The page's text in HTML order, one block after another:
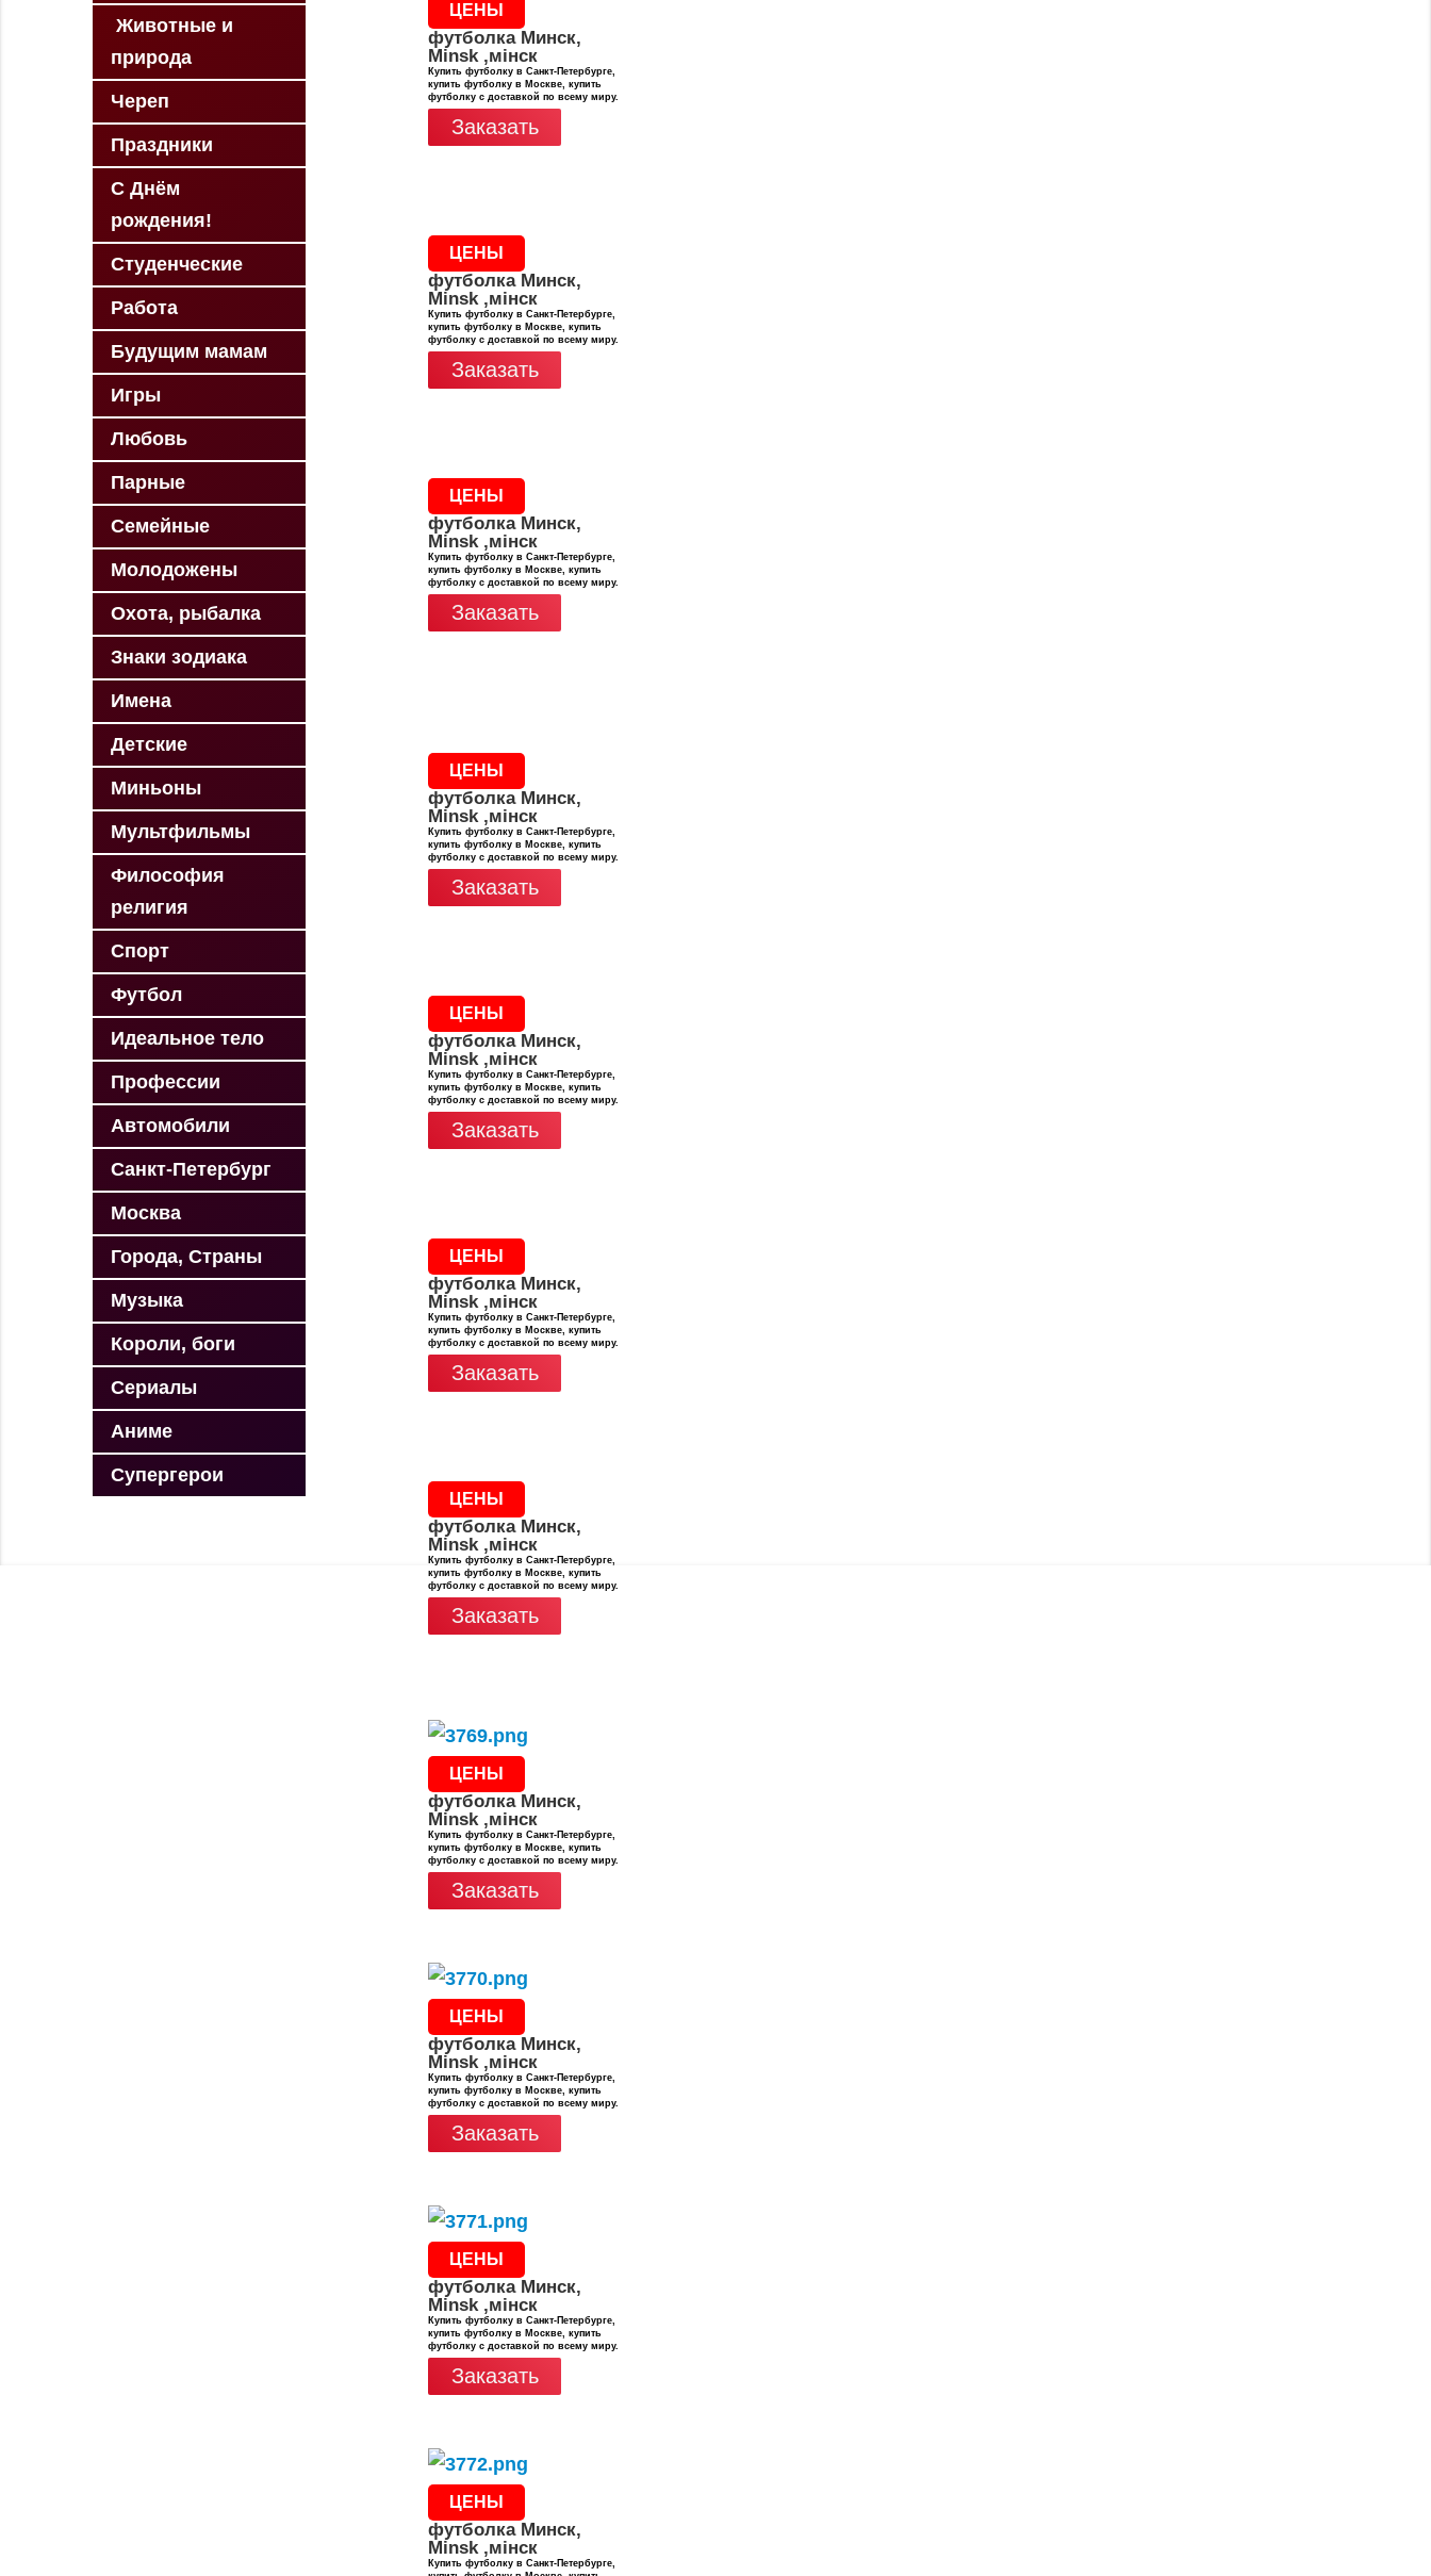
Животные и
природа
Череп
Праздники
С Днём
рождения!
Студенческие
Работа
Будущим мамам
Игры
Любовь
Парные
Семейные
Молодожены
Охота, рыбалка
Знаки зодиака
Имена
Детские
Миньоны
Мультфильмы
Философия
религия
Спорт
Футбол
Идеальное тело
Профессии
Автомобили
Санкт-Петербург
Москва
Города, Страны
Музыка
Короли, боги
Сериалы
Аниме
Супергерои
ЦЕНЫ
футболка Минск,
Minsk ,мінск
Купить футболку в Санкт-Петербурге,
купить футболку в Москве, купить
футболку с доставкой по всему миру.
Заказать
ЦЕНЫ
футболка Минск,
Minsk ,мінск
Купить футболку в Санкт-Петербурге,
купить футболку в Москве, купить
футболку с доставкой по всему миру.
Заказать
ЦЕНЫ
футболка Минск,
Minsk ,мінск
Купить футболку в Санкт-Петербурге,
купить футболку в Москве, купить
футболку с доставкой по всему миру.
Заказать
ЦЕНЫ
футболка Минск,
Minsk ,мінск
Купить футболку в Санкт-Петербурге,
купить футболку в Москве, купить
футболку с доставкой по всему миру.
Заказать
ЦЕНЫ
футболка Минск,
Minsk ,мінск
Купить футболку в Санкт-Петербурге,
купить футболку в Москве, купить
футболку с доставкой по всему миру.
Заказать
ЦЕНЫ
футболка Минск,
Minsk ,мінск
Купить футболку в Санкт-Петербурге,
купить футболку в Москве, купить
футболку с доставкой по всему миру.
Заказать
ЦЕНЫ
футболка Минск,
Minsk ,мінск
Купить футболку в Санкт-Петербурге,
купить футболку в Москве, купить
футболку с доставкой по всему миру.
Заказать
ЦЕНЫ
футболка Минск,
Minsk ,мінск
Купить футболку в Санкт-Петербурге,
купить футболку в Москве, купить
футболку с доставкой по всему миру.
Заказать
ЦЕНЫ
футболка Минск,
Minsk ,мінск
Купить футболку в Санкт-Петербурге,
купить футболку в Москве, купить
футболку с доставкой по всему миру.
Заказать
ЦЕНЫ
футболка Минск,
Minsk ,мінск
Купить футболку в Санкт-Петербурге,
купить футболку в Москве, купить
футболку с доставкой по всему миру.
Заказать
ЦЕНЫ
футболка Минск,
Minsk ,мінск
Купить футболку в Санкт-Петербурге,